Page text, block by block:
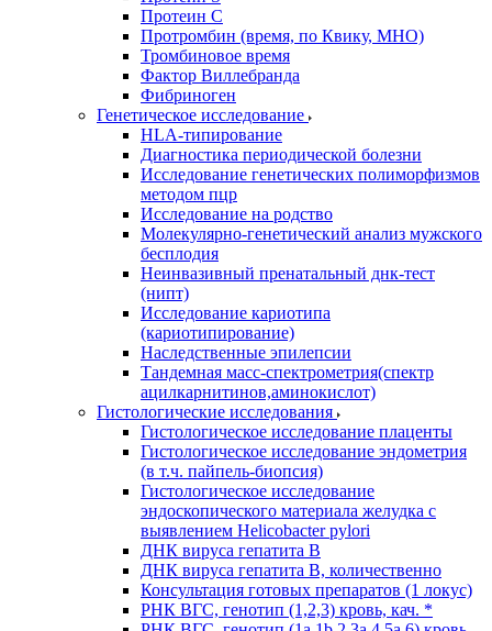
Протеин С
Протромбин (время, по Квику, МНО)
Тромбиновое время
Фактор Виллебранда
Фибриноген
Генетическое исследование
HLA-типирование
Диагностика периодической болезни
Исследование генетических полиморфизмов
методом пцр
Исследование на родство
Молекулярно-генетический анализ мужского
бесплодия
Неинвазивный пренатальный днк-тест
(нипт)
Исследование кариотипа
(кариотипирование)
Наследственные эпилепсии
Тандемная масс-спектрометрия(спектр
ацилкарнитинов,аминокислот)
Гистологические исследования
Гистологическое исследование плаценты
Гистологическое исследование эндометрия
(в т.ч. пайпель-биопсия)
Гистологическое исследование
эндоскопического материала желудка с
выявлением Helicobacter pylori
ДНК вируса гепатита B
ДНК вируса гепатита B, количественно
Консультация готовых препаратов (1 локус)
РНК ВГC, генотип (1,2,3) кровь, кач. *